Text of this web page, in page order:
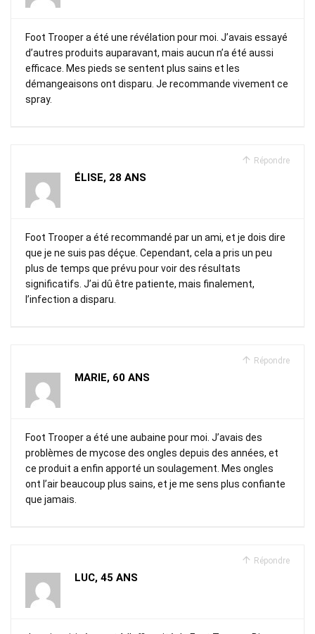
Foot Trooper a été une révélation pour moi. J’avais essayé
d’autres produits auparavant, mais aucun n’a été aussi
efficace. Mes pieds se sentent plus sains et les
démangeaisons ont disparu. Je recommande vivement ce
spray.
Répondre
ÉLISE, 28 ANS
Foot Trooper a été recommandé par un ami, et je dois dire
que je ne suis pas déçue. Cependant, cela a pris un peu
plus de temps que prévu pour voir des résultats
significatifs. J’ai dû être patiente, mais finalement,
l’infection a disparu.
Répondre
MARIE, 60 ANS
Foot Trooper a été une aubaine pour moi. J’avais des
problèmes de mycose des ongles depuis des années, et
ce produit a enfin apporté un soulagement. Mes ongles
ont l’air beaucoup plus sains, et je me sens plus confiante
que jamais.
Répondre
LUC, 45 ANS